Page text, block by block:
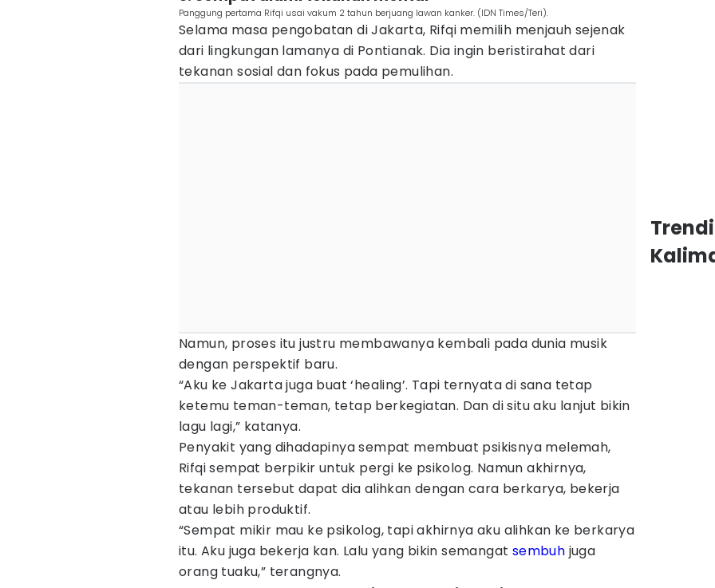
Panggung pertama Rifqi usai vakum 2 tahun berjuang lawan kanker. (IDN Times/Teri).
Selama masa pengobatan di Jakarta, Rifqi memilih menjauh sejenak
dari lingkungan lamanya di Pontianak. Dia ingin beristirahat dari
tekanan sosial dan fokus pada pemulihan.
Namun, proses itu justru membawanya kembali pada dunia musik
dengan perspektif baru.
“Aku ke Jakarta juga buat ‘healing’. Tapi ternyata di sana tetap
ketemu teman-teman, tetap berkegiatan. Dan di situ aku lanjut bikin
lagu lagi,” katanya.
Penyakit yang dihadapinya sempat membuat psikisnya melemah,
Rifqi sempat berpikir untuk pergi ke psikolog. Namun akhirnya,
tekanan tersebut dapat dia alihkan dengan cara berkarya, bekerja
atau lebih produktif.
“Sempat mikir mau ke psikolog, tapi akhirnya aku alihkan ke berkarya
itu. Aku juga bekerja kan. Lalu yang bikin semangat sembuh juga
orang tuaku,” terangnya.